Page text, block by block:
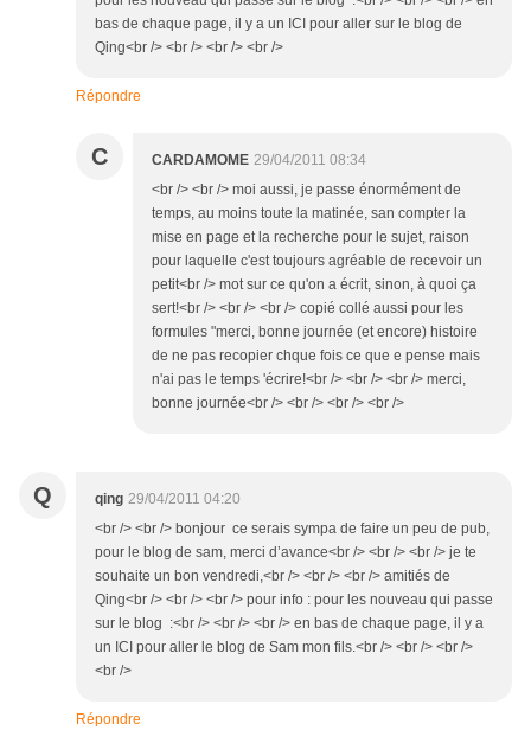
bas de chaque page, il y a un ICI pour aller sur le blog de
Qing<br /> <br /> <br /> <br />
Répondre
C CARDAMOME 29/04/2011 08:34
<br /> <br /> moi aussi, je passe énormément de
temps, au moins toute la matinée, san compter la
mise en page et la recherche pour le sujet, raison
pour laquelle c'est toujours agréable de recevoir un
petit<br /> mot sur ce qu'on a écrit, sinon, à quoi ça
sert!<br /> <br /> <br /> copié collé aussi pour les
formules "merci, bonne journée (et encore) histoire
de ne pas recopier chque fois ce que e pense mais
n'ai pas le temps 'écrire!<br /> <br /> <br /> merci,
bonne journée<br /> <br /> <br /> <br />
Q qing 29/04/2011 04:20
<br /> <br /> bonjour ce serais sympa de faire un peu de pub,
pour le blog de sam, merci d’avance<br /> <br /> <br /> je te
souhaite un bon vendredi,<br /> <br /> <br /> amitiés de
Qing<br /> <br /> <br /> pour info : pour les nouveau qui passe
sur le blog :<br /> <br /> <br /> en bas de chaque page, il y a
un ICI pour aller le blog de Sam mon fils.<br /> <br /> <br />
<br />
Répondre